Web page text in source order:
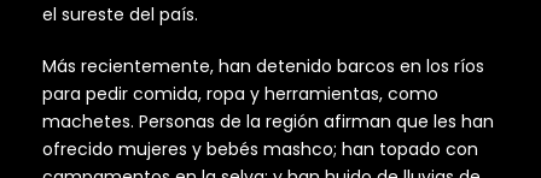
el sureste del país.
Más recientemente, han detenido barcos en los ríos
para pedir comida, ropa y herramientas, como
machetes. Personas de la región afirman que les han
ofrecido mujeres y bebés mashco; han topado con